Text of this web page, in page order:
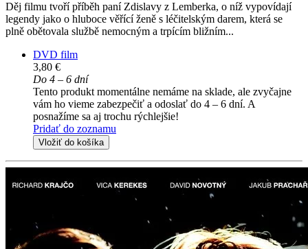
Děj filmu tvoří příběh paní Zdislavy z Lemberka, o níž vypovídají
legendy jako o hluboce věřící ženě s léčitelským darem, která se
plně obětovala službě nemocným a trpícím bližním...
DVD film
3,80 €
Do 4 – 6 dní
Tento produkt momentálne nemáme na sklade, ale zvyčajne
vám ho vieme zabezpečiť a odoslať do 4 – 6 dní. A
posnažíme sa aj trochu rýchlejšie!
Pridať do zoznamu
Vložiť do košíka